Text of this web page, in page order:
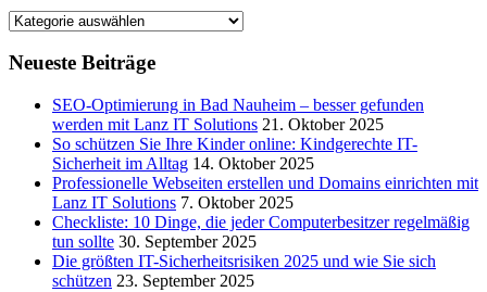
Kategorien
Neueste Beiträge
SEO-Optimierung in Bad Nauheim – besser gefunden
werden mit Lanz IT Solutions 21. Oktober 2025
So schützen Sie Ihre Kinder online: Kindgerechte IT-
Sicherheit im Alltag 14. Oktober 2025
Professionelle Webseiten erstellen und Domains einrichten mit
Lanz IT Solutions 7. Oktober 2025
Checkliste: 10 Dinge, die jeder Computerbesitzer regelmäßig
tun sollte 30. September 2025
Die größten IT-Sicherheitsrisiken 2025 und wie Sie sich
schützen 23. September 2025